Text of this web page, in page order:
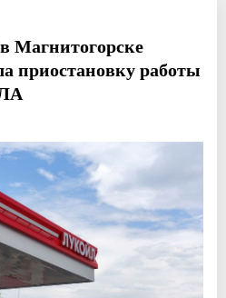
Магнитогорске
приостановку работы